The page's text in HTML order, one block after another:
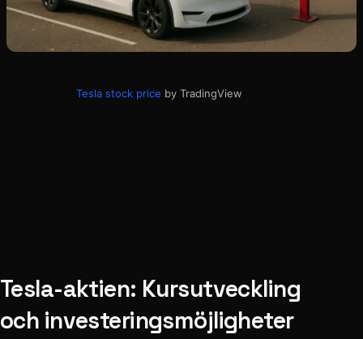
Tesla stock price by TradingView
Tesla-aktien: Kursutveckling
och investeringsmöjligheter